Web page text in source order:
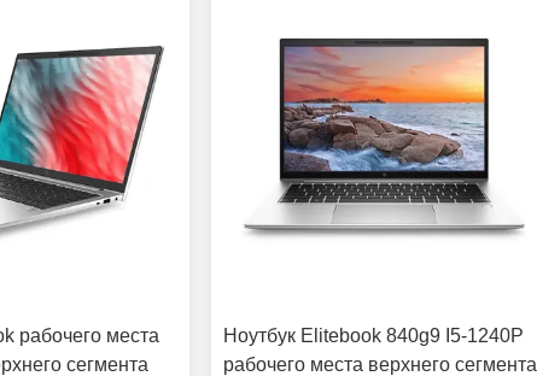
рабочего места
сегмента
Ноутбук Elitebook 840g9 I5-1240P
рабочего места верхнего сегмента